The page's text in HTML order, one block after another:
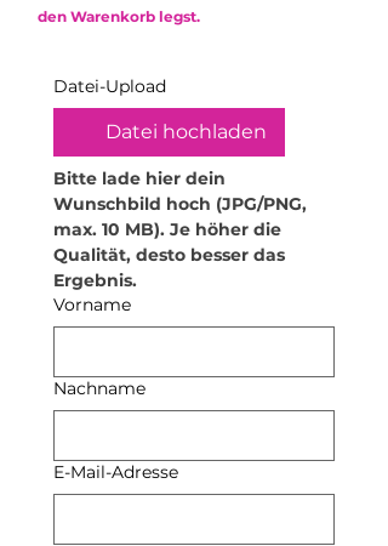
schützen.
• Jeder Stift ist handgefertigt –
kleine Unebenheiten oder
Glitzerverschiebungen sind
den Warenkorb legst.
Datei-Upload
Datei hochladen
Bitte lade hier dein
Wunschbild hoch (JPG/PNG,
max. 10 MB). Je höher die
Qualität, desto besser das
Ergebnis.
Vorname
Nachname
E-Mail-Adresse